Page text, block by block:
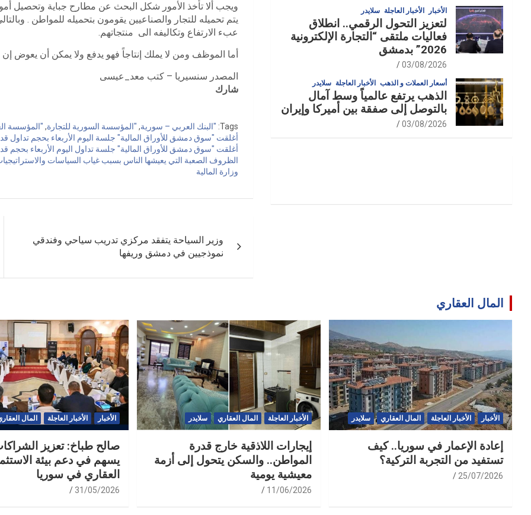
ويجب ألا تأخذ الأمور شكل البحث عن مطارح جباية وتحصيل
يتم تحميله للتجار والصناعيين يقومون بتحميله للمواطن .
عبء الارتفاع وتكاليفه الى منتجاتهم.
أما الموظف ومن لا يملك إنتاجاً فهو يدفع ولا يمكن أن يعوض
المصدر سنسيريا – كتب معد_عيسى
شارك
Tags: "البنك العربي – سورية, "المؤسسة السورية للتجارة, "المؤسسة
أغلقت "سوق دمشق للأوراق المالية" جلسة اليوم الأربعاء بحجم تداول قدره
أغلقت "سوق دمشق للأوراق المالية" جلسة تداول اليوم الأربعاء بحجم قدره
الظروف الصعبة التي يعيشها الناس بسبب غياب السياسات
وزارة المالية
المقالات
وزير السياحة يتفقد مركزي تدريب سياحي وفندقي
نموذجيين في دمشق وريفها
الأخبار الأخبار العاجلة سلايدر
لتعزيز التحول الرقمي.. انطلاق
فعاليات ملتقى “التجارة الإلكترونية
2026” بدمشق
03/08/2026
أسعار العملات و الذهب الأخبار العاجلة سلايدر
الذهب يرتفع عالمياً وسط آمال
بالتوصل إلى صفقة بين أميركا وإيران
03/08/2026
المال العقاري
الأخبار الأخبار العاجلة المال العقاري سلايدر
إعادة الإعمار في سوريا.. كيف
تستفيد من التجربة التركية؟
25/07/2026
الأخبار العاجلة المال العقاري سلايدر
إيجارات اللاذقية خارج قدرة
المواطن.. والسكن يتحول إلى أزمة
معيشية يومية
11/06/2026
الأخبار الأخبار العاجلة المال
صالح طباخ: تعزيز
يسهم في دعم بيئة
العقاري في سوريا
31/05/2026